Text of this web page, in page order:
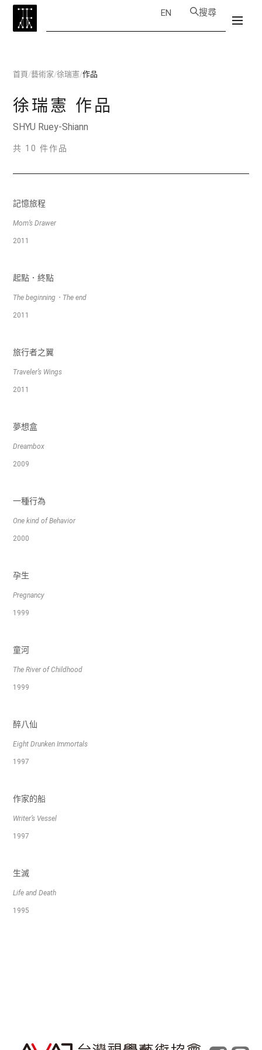
EN 搜尋
首頁/藝術家/徐瑞憲/作品
徐瑞憲 作品
SHYU Ruey-Shiann
共 10 件作品
記憶旅程
Mom’s Drawer
2011
起點．終點
The beginning．The end
2011
旅行者之翼
Traveler’s Wings
2011
夢想盒
Dreambox
2009
一種行為
One kind of Behavior
2000
孕生
Pregnancy
1999
童河
The River of Childhood
1999
醉八仙
Eight Drunken Immortals
1997
作家的船
Writer’s Vessel
1997
生滅
Life and Death
1995